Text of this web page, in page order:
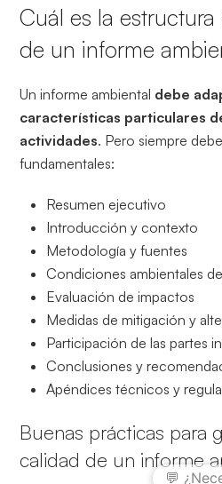
Cuál es la
de un informe
Un informe ambiental debe
características particulares
actividades. Pero siempre
fundamentales:
Resumen ejecutivo
Introducción y contexto
Metodología y fuentes
Condiciones ambientales
Evaluación de impactos
Medidas de mitigación y
Participación de las partes
Conclusiones y
Apéndices técnicos y
Buenas prácticas para
calidad de un informe